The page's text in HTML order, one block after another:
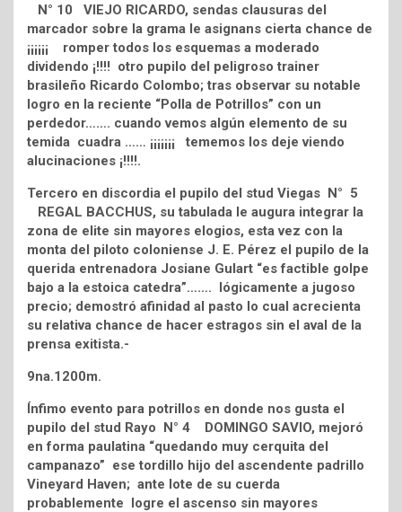
N° 10 VIEJO RICARDO, sendas clausuras del
marcador sobre la grama le asignans cierta chance de
¡¡¡¡¡¡ romper todos los esquemas a moderado
dividendo ¡!!!! otro pupilo del peligroso trainer
brasileño Ricardo Colombo; tras observar su notable
logro en la reciente “Polla de Potrillos” con un
perdedor……. cuando vemos algún elemento de su
temida cuadra …… ¡¡¡¡¡¡¡ tememos los deje viendo
alucinaciones ¡!!!!.
Tercero en discordia el pupilo del stud Viegas N° 5
REGAL BACCHUS, su tabulada le augura integrar la
zona de elite sin mayores elogios, esta vez con la
monta del piloto coloniense J. E. Pérez el pupilo de la
querida entrenadora Josiane Gulart “es factible golpe
bajo a la estoica catedra”……. lógicamente a jugoso
precio; demostró afinidad al pasto lo cual acrecienta
su relativa chance de hacer estragos sin el aval de la
prensa exitista.-
9na.1200m.
Ínfimo evento para potrillos en donde nos gusta el
pupilo del stud Rayo N° 4 DOMINGO SAVIO, mejoró
en forma paulatina “quedando muy cerquita del
campanazo” ese tordillo hijo del ascendente padrillo
Vineyard Haven; ante lote de su cuerda
probablemente logre el ascenso sin mayores